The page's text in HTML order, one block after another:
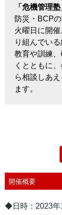
「危機管理
防災・BCP
火曜日に開
り組んでい
教育や訓練
くとともに
ら相談しあ
ます。
開催概要
◆日時：2023年